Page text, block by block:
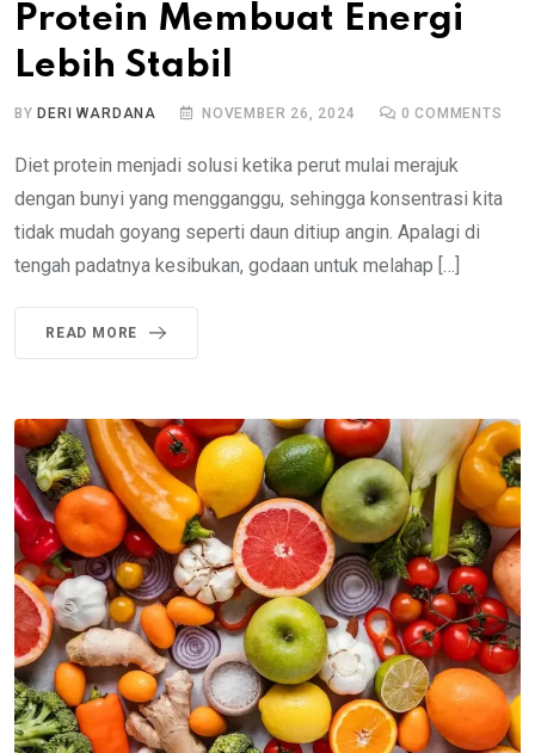
Protein Membuat Energi
Lebih Stabil
BY DERI WARDANA NOVEMBER 26, 2024 0 COMMENTS
Diet protein menjadi solusi ketika perut mulai merajuk
dengan bunyi yang mengganggu, sehingga konsentrasi kita
tidak mudah goyang seperti daun ditiup angin. Apalagi di
tengah padatnya kesibukan, godaan untuk melahap […]
READ MORE